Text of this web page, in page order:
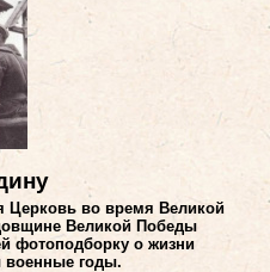
Церковь во время Великой
Великой Победы
фотоподборку о жизни
военные годы.